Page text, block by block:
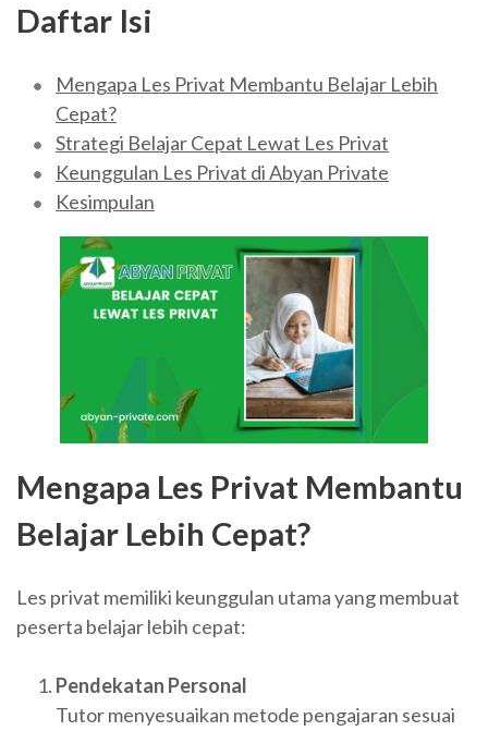
Daftar Isi
Mengapa Les Privat Membantu Belajar Lebih
Cepat?
Strategi Belajar Cepat Lewat Les Privat
Keunggulan Les Privat di Abyan Private
Kesimpulan
Mengapa Les Privat Membantu
Belajar Lebih Cepat?
Les privat memiliki keunggulan utama yang membuat
peserta belajar lebih cepat:
Pendekatan Personal
Tutor menyesuaikan metode pengajaran sesuai